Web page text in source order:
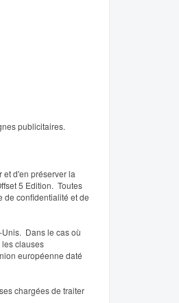
publicitaires.
et d'en préserver la
5 Edition. Toutes
de confidentialité et de
Dans le cas où
clauses
européenne daté
chargées de traiter